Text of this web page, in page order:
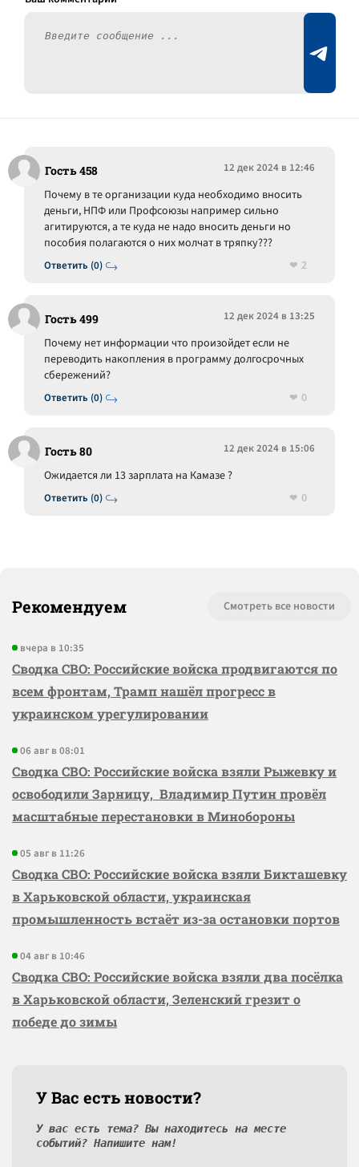
Гость 458 12 дек 2024 в 12:46
Ответить (0)
Почему в те организации куда необходимо вносить
деньги, НПФ или Профсоюзы например сильно
агитируются, а те куда не надо вносить деньги но
пособия полагаются о них молчат в тряпку???
2
Гость 499 12 дек 2024 в 13:25
Ответить (0)
Почему нет информации что произойдет если не
переводить накопления в программу долгосрочных
сбережений?
0
Гость 80 12 дек 2024 в 15:06
Ответить (0)
Ожидается ли 13 зарплата на Камазе ?
0
Рекомендуем Смотреть все новости
вчера в 10:35
Сводка СВО: Российские войска продвигаются по
всем фронтам, Трамп нашёл прогресс в
украинском урегулировании
06 авг в 08:01
Сводка СВО: Российские войска взяли Рыжевку и
освободили Зарницу, Владимир Путин провёл
масштабные перестановки в Минобороны
05 авг в 11:26
Сводка СВО: Российские войска взяли Бикташевку
в Харьковской области, украинская
промышленность встаёт из-за остановки портов
04 авг в 10:46
Сводка СВО: Российские войска взяли два посёлка
в Харьковской области, Зеленский грезит о
победе до зимы
У Вас есть новости?
У вас есть тема? Вы находитесь на месте
событий? Напишите нам!